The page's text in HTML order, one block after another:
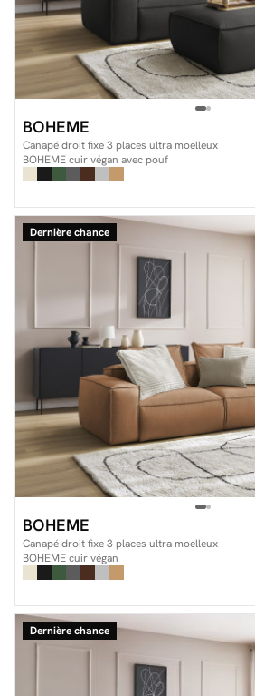
BOHEME
Canapé droit fixe 3 places ultra moelleux
BOHEME cuir végan avec pouf
Dernière chance
BOHEME
Canapé droit fixe 3 places ultra moelleux
BOHEME cuir végan
Dernière chance